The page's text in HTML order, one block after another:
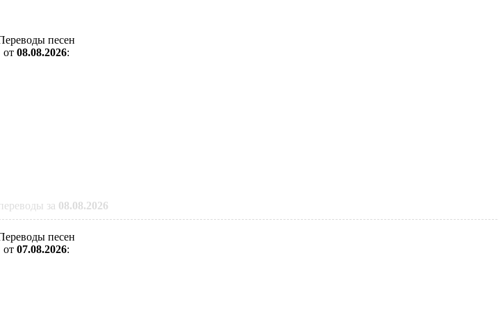
песен
от 08.08.2026:
за 08.08.2026
песен
от 07.08.2026: